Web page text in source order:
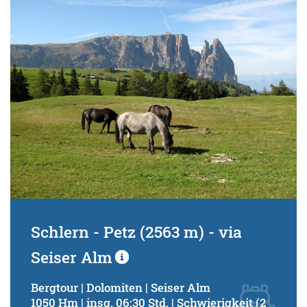
bis
Kondition (Tourdauer):
von
bis
Suchbegriff:
Schlern - Petz (2563 m) - via
Seiser Alm
Bergtour | Dolomiten | Seiser Alm
1050 Hm | insg. 06:30 Std. | Schwierigkeit (2